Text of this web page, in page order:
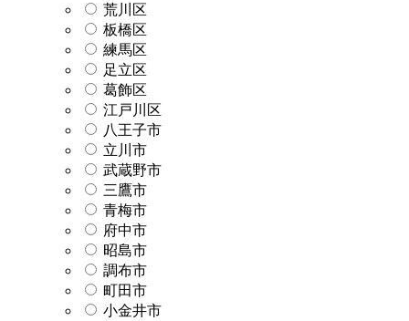
荒川区
板橋区
練馬区
足立区
葛飾区
江戸川区
八王子市
立川市
武蔵野市
三鷹市
青梅市
府中市
昭島市
調布市
町田市
小金井市